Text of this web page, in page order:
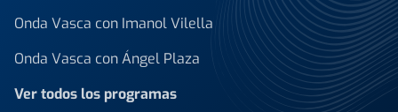
Onda Vasca con Imanol Vilella
Onda Vasca con Ángel Plaza
Ver todos los programas